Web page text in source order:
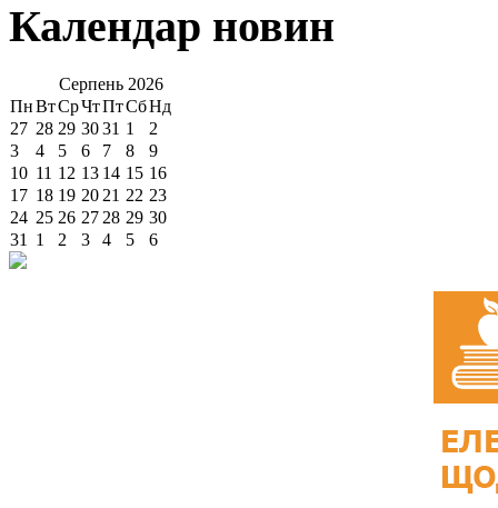
Календар новин
Серпень 2026
ПнВтСрЧтПтСбНд
27 28 29 3031 1
2
3
4 5 6 7 8
9
10 11 12 13 14 15 16
17 18 19 20 21 22 23
24 25 26 27 28 29 30
31
1 2 3 4 5 6